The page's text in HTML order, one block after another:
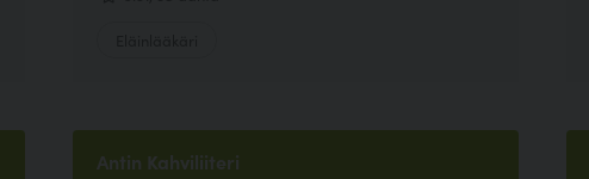
Antin Kahviliiteri